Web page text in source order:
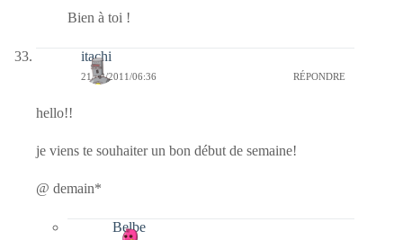
Bien à toi !
itachi
21/02/2011/06:36 RÉPONDRE
hello!!
je viens te souhaiter un bon début de semaine!
@ demain*
Belbe